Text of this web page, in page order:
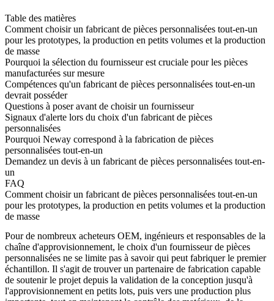
Table des matières
Comment choisir un fabricant de pièces personnalisées tout-en-un
pour les prototypes, la production en petits volumes et la production
de masse
Pourquoi la sélection du fournisseur est cruciale pour les pièces
manufacturées sur mesure
Compétences qu'un fabricant de pièces personnalisées tout-en-un
devrait posséder
Questions à poser avant de choisir un fournisseur
Signaux d'alerte lors du choix d'un fabricant de pièces
personnalisées
Pourquoi Neway correspond à la fabrication de pièces
personnalisées tout-en-un
Demandez un devis à un fabricant de pièces personnalisées tout-en-
un
FAQ
Comment choisir un fabricant de pièces personnalisées tout-en-un
pour les prototypes, la production en petits volumes et la production
de masse
Pour de nombreux acheteurs OEM, ingénieurs et responsables de la
chaîne d'approvisionnement, le choix d'un fournisseur de pièces
personnalisées ne se limite pas à savoir qui peut fabriquer le premier
échantillon. Il s'agit de trouver un partenaire de fabrication capable
de soutenir le projet depuis la validation de la conception jusqu'à
l'approvisionnement en petits lots, puis vers une production plus